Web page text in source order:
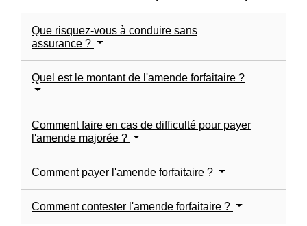
Que risquez-vous à conduire sans
assurance ?
Quel est le montant de l'amende forfaitaire ?
Comment faire en cas de difficulté pour payer
l'amende majorée ?
Comment payer l'amende forfaitaire ?
Comment contester l'amende forfaitaire ?